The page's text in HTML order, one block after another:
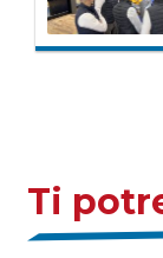
Ti